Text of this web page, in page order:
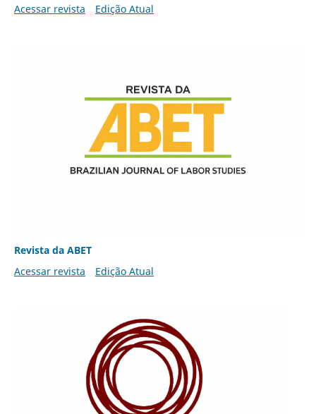
Acessar revista Edição Atual
Revista da ABET
Acessar revista
Edição Atual